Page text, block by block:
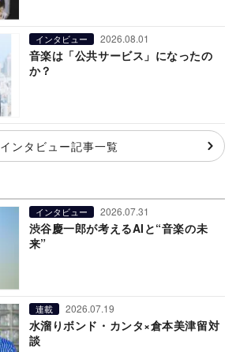
インタビュー 2026.08.01
音楽は「公共サービス」になったの
か？
インタビュー記事一覧
インタビュー 2026.07.31
渋谷慶一郎が考えるAIと“音楽の未
来”
連載 2026.07.19
水溜りボンド・カンタ×倉本美津留対
談